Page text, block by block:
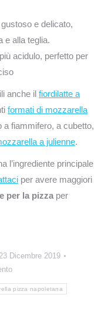
e delicato,
e alla teglia.
acidulo, perfetto per
anche il fiordilatte a
formati di mozzarella
a fiammifero, a cubetto,
a julienne.
l’ingrediente principale
per avere maggiori
per la pizza per
Dicembre 2019
pizza napoletana